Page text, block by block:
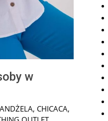
w
ANDŻELA, CHICACA,